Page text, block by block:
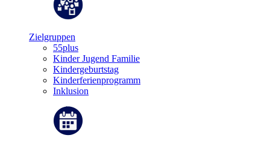
Zielgruppen
55plus
Kinder Jugend Familie
Kindergeburtstag
Kinderferienprogramm
Inklusion